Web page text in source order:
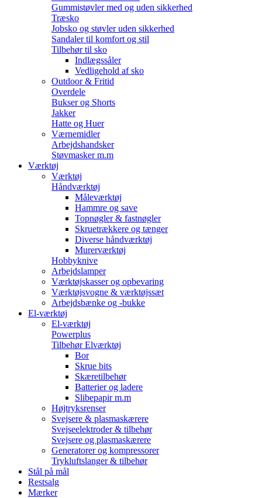
Gummistøvler med og uden sikkerhed
Træsko
Jobsko og støvler uden sikkerhed
Sandaler til komfort og stil
Tilbehør til sko
Indlægssåler
Vedligehold af sko
Outdoor & Fritid
Overdele
Bukser og Shorts
Jakker
Hatte og Huer
Værnemidler
Arbejdshandsker
Støvmasker m.m
Værktøj
Værktøj
Håndværktøj
Måleværktøj
Hammre og save
Topnøgler & fastnøgler
Skruetrækkere og tænger
Diverse håndværktøj
Murerværktøj
Hobbyknive
Arbejdslamper
Værktøjskasser og opbevaring
Værktøjsvogne & værktøjssæt
Arbejdsbænke og -bukke
El-værktøj
El-værktøj
Powerplus
Tilbehør Elværktøj
Bor
Skrue bits
Skæretilbehør
Batterier og ladere
Slibepapir m.m
Højtryksrenser
Svejsere & plasmaskærere
Svejseelektroder & tilbehør
Svejsere og plasmaskærere
Generatorer og kompressorer
Trykluftslanger & tilbehør
Stål på mål
Restsalg
Mærker